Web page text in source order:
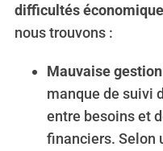
difficultés
nous trouvons :
Mauvaise
manque de suivi
entre besoins et
financiers. Selon